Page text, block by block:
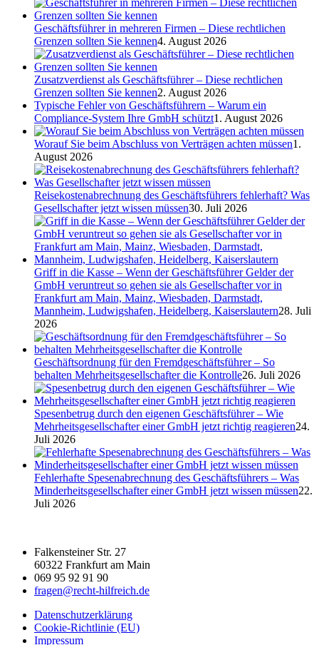
Geschäftsführer in mehreren Firmen – Diese rechtlichen
Grenzen sollten Sie kennen4. August 2026
Zusatzverdienst als Geschäftsführer – Diese rechtlichen
Grenzen sollten Sie kennen2. August 2026
Typische Fehler von Geschäftsführern – Warum ein
Compliance-System Ihre GmbH schützt1. August 2026
Worauf Sie beim Abschluss von Verträgen achten müssen1.
August 2026
Reisekostenabrechnung des Geschäftsführers fehlerhaft? Was
Gesellschafter jetzt wissen müssen30. Juli 2026
Griff in die Kasse – Wenn der Geschäftsführer Gelder der
GmbH veruntreut so gehen sie als Gesellschafter vor in
Frankfurt am Main, Mainz, Wiesbaden, Darmstadt,
Mannheim, Ludwigshafen, Heidelberg, Kaiserslautern28. Juli
2026
Geschäftsordnung für den Fremdgeschäftsführer – So
behalten Mehrheitsgesellschafter die Kontrolle26. Juli 2026
Spesenbetrug durch den eigenen Geschäftsführer – Wie
Mehrheitsgesellschafter einer GmbH jetzt richtig reagieren24.
Juli 2026
Fehlerhafte Spesenabrechnung des Geschäftsführers – Was
Minderheitsgesellschafter einer GmbH jetzt wissen müssen22.
Juli 2026
Falkensteiner Str. 27
60322 Frankfurt am Main
069 95 92 91 90
fragen@recht-hilfreich.de
Datenschutzerklärung
Cookie-Richtlinie (EU)
Impressum